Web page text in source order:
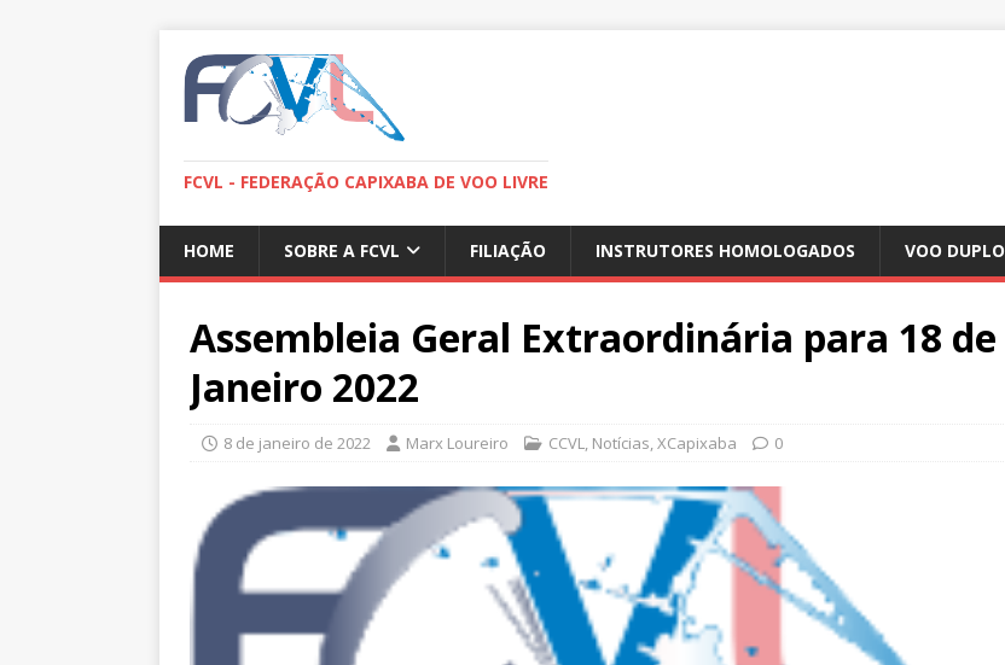
FCVL - FEDERAÇÃO CAPIXABA DE VOO LIVRE
HOME SOBRE A FCVL FILIAÇÃO INSTRUTORES HOMOLOGADOS VOO DUPLO
Assembleia Geral Extraordinária para 18 de
Janeiro 2022
8 de janeiro de 2022 Marx Loureiro CCVL, Notícias,XCapixaba 0